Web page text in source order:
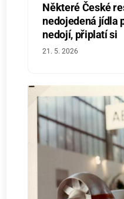
Některé České
nedojedená jídla
nedojí, připlatí si
21. 5. 2026